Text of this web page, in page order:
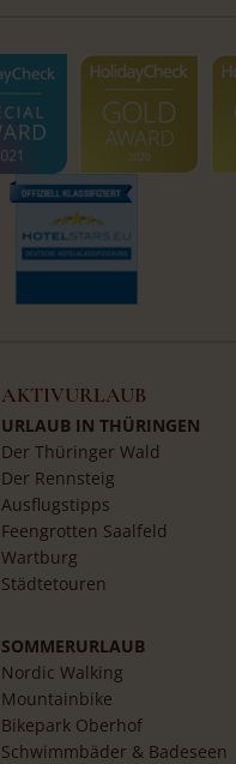
AKTIVURLAUB
URLAUB IN THÜRINGEN
Der Thüringer Wald
Der Rennsteig
Ausflugstipps
Feengrotten Saalfeld
Wartburg
Städtetouren
SOMMERURLAUB
Nordic Walking
Mountainbike
Bikepark Oberhof
Schwimmbäder & Badeseen